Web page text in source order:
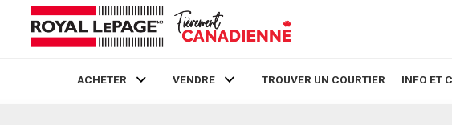
ACHETER VENDRE TROUVER UN COURTIER INFO ET